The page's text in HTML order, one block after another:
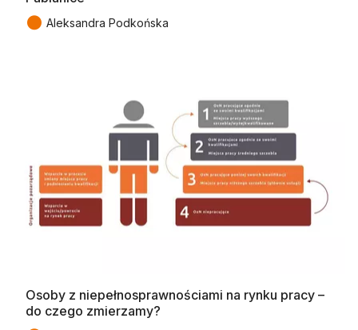
● Aleksandra Podkońska
Osoby z niepełnosprawnościami na rynku pracy –
do czego zmierzamy?